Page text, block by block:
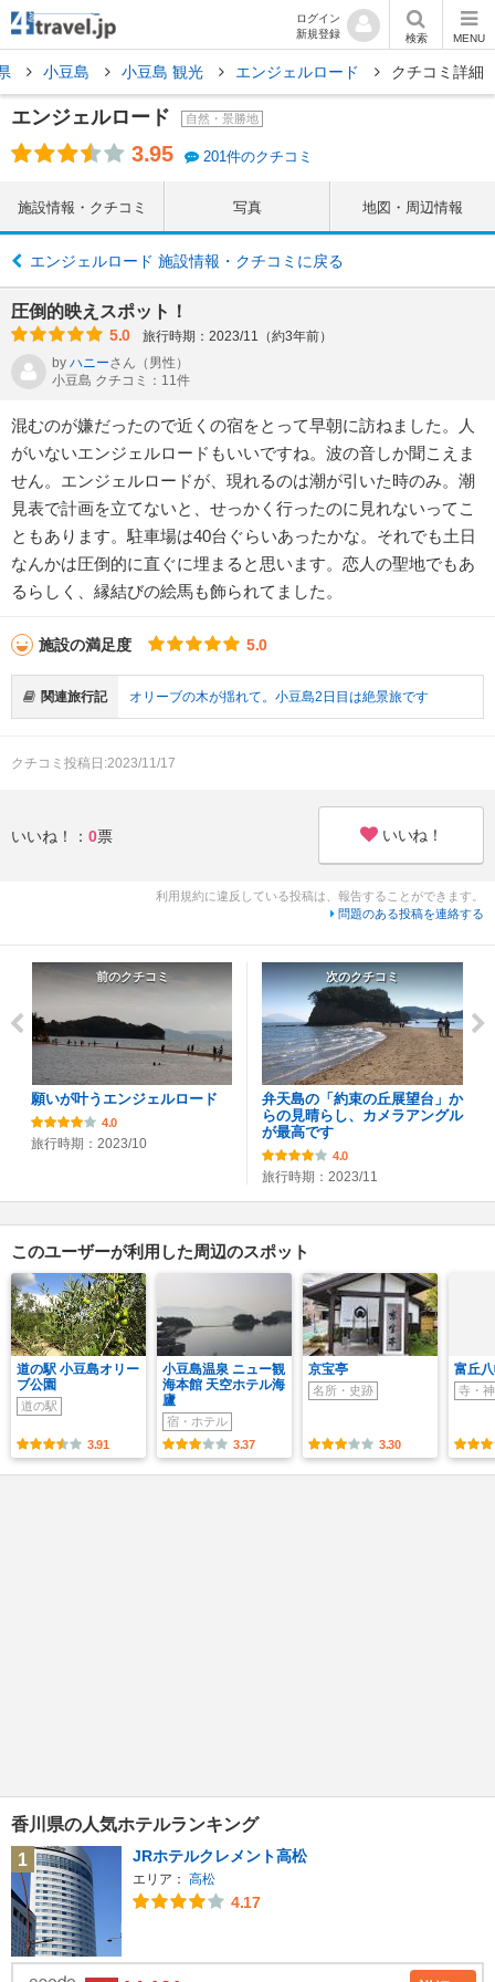
ログイン
新規登録
検索 MENU
小豆島 小豆島 観光 エンジェルロード クチコミ詳細
エンジェルロード 自然・景勝地
3.95 201件のクチコミ
施設情報・クチコミ 写真 地図・周辺情報
エンジェルロード 施設情報・クチコミに戻る
圧倒的映えスポット！
5.0
旅行時期：2023/11（約3年前）
by ハニーさん （男性）
小豆島 クチコミ：11件
混むのが嫌だったので近くの宿をとって早朝に訪ねました。人
がいないエンジェルロードもいいですね。波の音しか聞こえま
せん。エンジェルロードが、現れるのは潮が引いた時のみ。潮
見表で計画を立てないと、せっかく行ったのに見れないってこ
ともあります。駐車場は40台ぐらいあったかな。それでも土日
なんかは圧倒的に直ぐに埋まると思います。恋人の聖地でもあ
るらしく、縁結びの絵馬も飾られてました。
施設の満足度 5.0
関連旅行記 オリーブの木が揺れて。小豆島2日目は絶景旅です
クチコミ投稿日:2023/11/17
いいね！： 0票 いいね！
利用規約に違反している投稿は、報告することができます。
問題のある投稿を連絡する
前のクチコミ
願いが叶うエンジェルロード
4.0
旅行時期：2023/10
次のクチコミ
弁天島の「約束の丘展望台」か
らの見晴らし、カメラアングル
が最高です
4.0
旅行時期：2023/11
このユーザーが利用した周辺のスポット
道の駅 小豆島オリー
ブ公園
道の駅
3.91
小豆島温泉 ニュー観
海本館 天空ホテル海
廬
宿・ホテル
3.37
京宝亭
名所・史跡
3.30
富丘
寺・
香川県の人気ホテルランキング
1
JRホテルクレメント高松
エリア： 高松
4.17